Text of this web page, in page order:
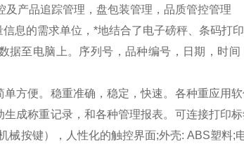
产品追踪管理，盘包装管理，品质管控管理
息的需求单位，*地结合了电子磅秤、条码打印
据至电脑上。序列号，品种编号，日期，时
方便。稳重准确，稳定，快速。各种重应用
成称重记录，和各种管理报表。可连接打印
械按键），人性化的触控界面;外壳: ABS塑料;